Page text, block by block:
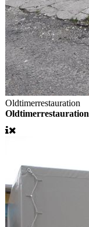
Oldtimerrestauration
Oldtimerrestauration